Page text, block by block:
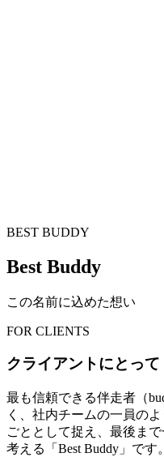
BEST BUDDY
Best Buddy
この名前に込めた想い
FOR CLIENTS
クライアントにとって
最も信頼できる伴走者（
く、社内チームの一員の
ごととして捉え、最後ま
考える「Best Buddy」です。